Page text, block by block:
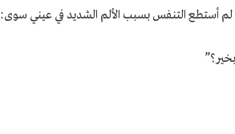
لم أستطع التنفس بسبب الألم الشديد في عيني سوى: